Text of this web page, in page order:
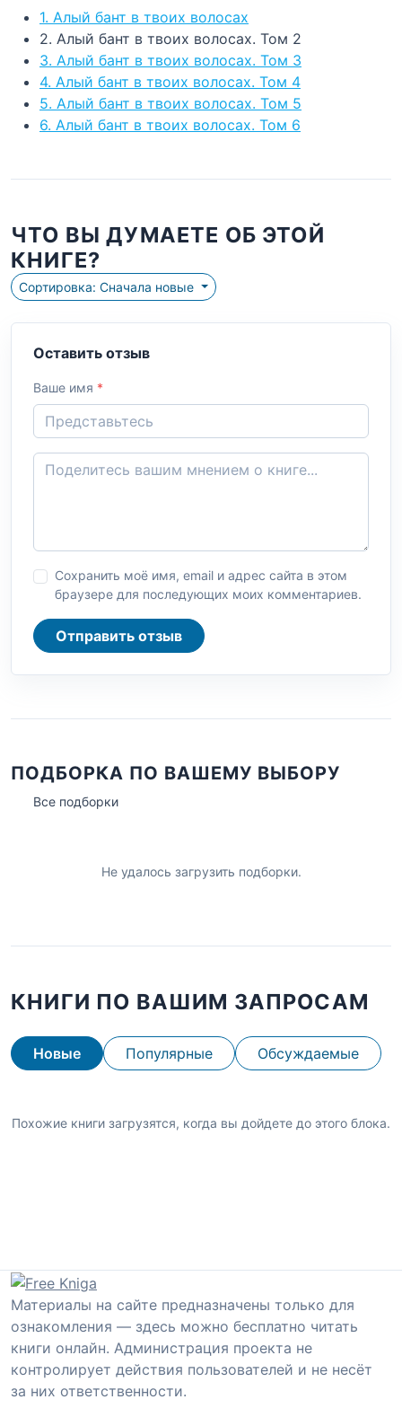
1. Алый бант в твоих волосах
2. Алый бант в твоих волосах. Том 2
3. Алый бант в твоих волосах. Том 3
4. Алый бант в твоих волосах. Том 4
5. Алый бант в твоих волосах. Том 5
6. Алый бант в твоих волосах. Том 6
ЧТО ВЫ ДУМАЕТЕ ОБ ЭТОЙ
КНИГЕ?
Сортировка: Сначала новые
Оставить отзыв
Ваше имя *
Сохранить моё имя, email и адрес сайта в этом
браузере для последующих моих комментариев.
Отправить отзыв
ПОДБОРКА ПО ВАШЕМУ ВЫБОРУ
Все подборки
Не удалось загрузить подборки.
КНИГИ ПО ВАШИМ ЗАПРОСАМ
Новые Популярные Обсуждаемые
Похожие книги загрузятся, когда вы дойдете до этого блока.
Материалы на сайте предназначены только для
ознакомления — здесь можно бесплатно читать
книги онлайн. Администрация проекта не
контролирует действия пользователей и не несёт
за них ответственности.